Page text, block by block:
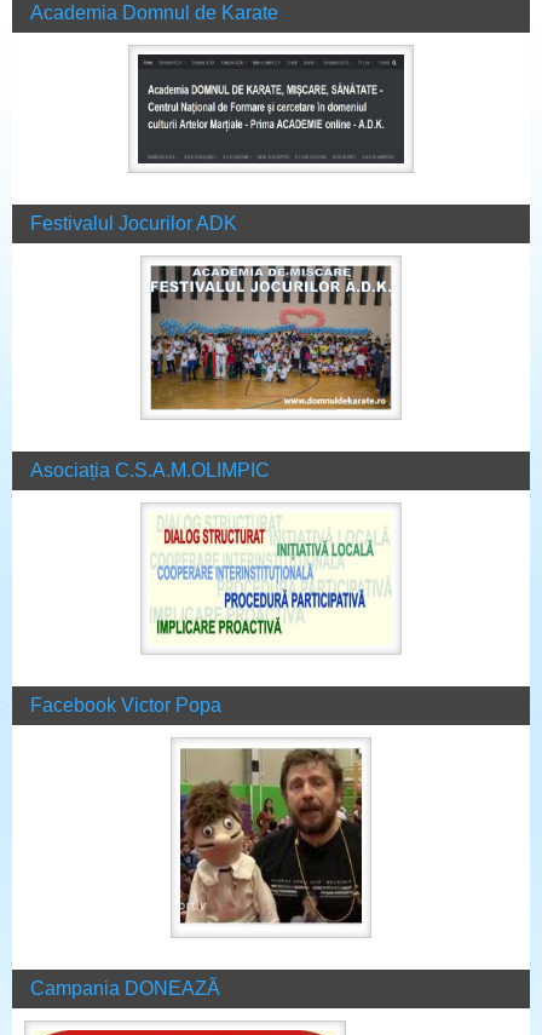
Academia Domnul de Karate
Festivalul Jocurilor ADK
Asociația C.S.A.M.OLIMPIC
Facebook Victor Popa
Campania DONEAZĂ